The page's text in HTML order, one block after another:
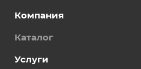
Компания
Каталог
Услуги